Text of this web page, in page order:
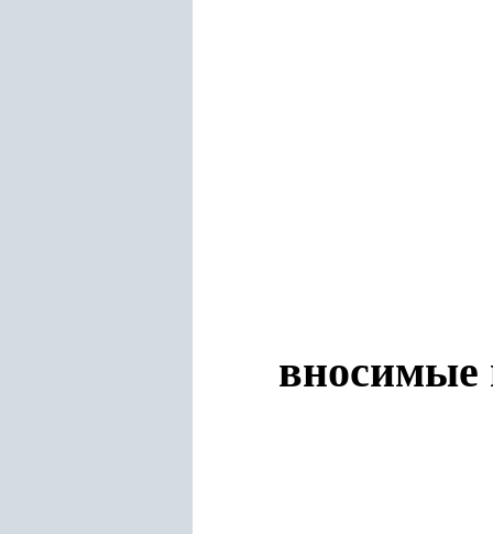
вносимые